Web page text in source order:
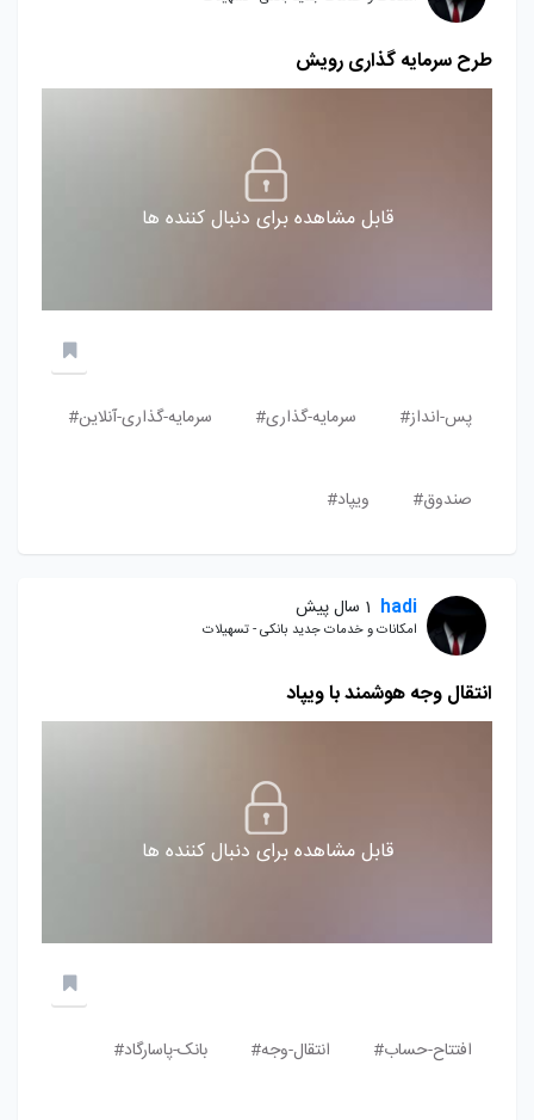
طرح سرمایه گذاری رویش
قابل مشاهده برای دنبال کننده ها
پس-انداز# سرمایه-گذاری# سرمایه-گذاری-آنلاین#
صندوق# ویپاد#
hadi 1 سال پیش
امکانات و خدمات جدید بانکی - تسهیلات
انتقال وجه هوشمند با ویپاد
قابل مشاهده برای دنبال کننده ها
افتتاح-حساب# انتقال-وجه# بانک-پاسارگاد#